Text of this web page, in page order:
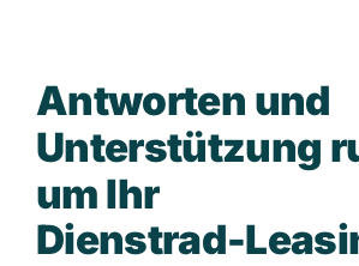
Antworten und
Unterstützung r
um Ihr
Dienstrad-Leasi